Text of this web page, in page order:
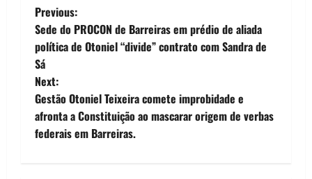
epidemia que assola
diversos
municípios…
P
o
s
t
n
Previous:
Sede do PROCON de Barreiras em prédio de aliada
política de Otoniel “divide” contrato com Sandra de
Sá
Next:
Gestão Otoniel Teixeira comete improbidade e
afronta a Constituição ao mascarar origem de verbas
federais em Barreiras.